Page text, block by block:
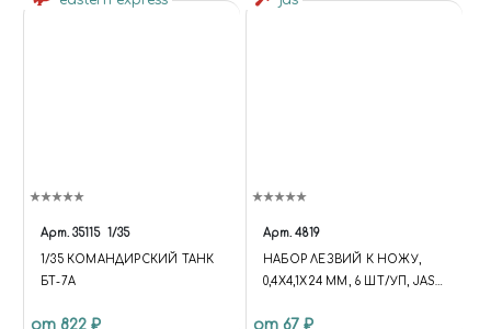
Арт. 35115 1/35
1/35 КОМАНДИРСКИЙ ТАНК
БТ-7А
от 822 ₽
Арт. 4819
НАБОР ЛЕЗВИЙ К НОЖУ,
0,4Х4,1Х24 ММ, 6 ШТ/УП, JAS
от 67 ₽